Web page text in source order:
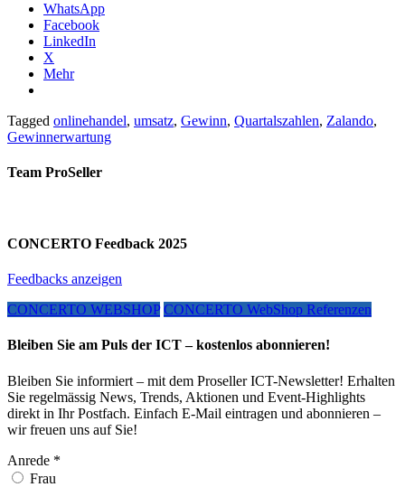
WhatsApp
Facebook
LinkedIn
X
Mehr
Tagged onlinehandel, umsatz, Gewinn, Quartalszahlen, Zalando,
Gewinnerwartung
Team ProSeller
CONCERTO Feedback 2025
Feedbacks anzeigen
CONCERTO WEBSHOP CONCERTO WebShop Referenzen
Bleiben Sie am Puls der ICT – kostenlos abonnieren!
Bleiben Sie informiert – mit dem Proseller ICT-Newsletter! Erhalten
Sie regelmässig News, Trends, Aktionen und Event-Highlights
direkt in Ihr Postfach. Einfach E-Mail eintragen und abonnieren –
wir freuen uns auf Sie!
Anrede *
Frau